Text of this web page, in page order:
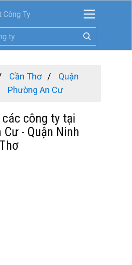
Công Ty
Cần Thơ
Quận
Phường An Cư
công ty tại
- Quận Ninh